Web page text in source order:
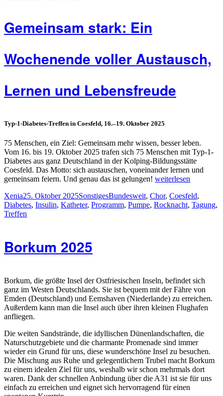
Gemeinsam stark: Ein
Wochenende voller Austausch,
Lernen und Lebensfreude
Typ-1-Diabetes-Treffen in Coesfeld, 16.–19. Oktober 2025
75 Menschen, ein Ziel: Gemeinsam mehr wissen, besser leben.
Vom 16. bis 19. Oktober 2025 trafen sich 75 Menschen mit Typ-1-
Diabetes aus ganz Deutschland in der Kolping-Bildungsstätte
Coesfeld. Das Motto: sich austauschen, voneinander lernen und
gemeinsam feiern. Und genau das ist gelungen! „Gemeinsam
Ein
Wochenende
weiterlesen
Autor
XeniaVeröffentlicht
am
25. Oktober 2025Kategorien
SonstigesSchlagwörter
Bundesweit, Chor, Coesfeld,
Diabetes, Insulin, Katheter, Programm, Pumpe, Rocknacht, Tagung,
Treffen
Borkum 2025
Borkum, die größte Insel der Ostfriesischen Inseln, befindet sich
ganz im Westen Deutschlands. Sie ist bequem mit der Fähre von
Emden (Deutschland) und Eemshaven (Niederlande) zu erreichen.
Außerdem kann man die Insel auch über ihren kleinen Flughafen
anfliegen.
Die weiten Sandstrände, die idyllischen Dünenlandschaften, die
Naturschutzgebiete und die charmante Promenade sind immer
wieder ein Grund für uns, diese wunderschöne Insel zu besuchen.
Die Mischung aus Ruhe und gelegentlichem Trubel macht Borkum
zu einem idealen Ziel für uns, weshalb wir schon mehrmals dort
waren. Dank der schnellen Anbindung über die A31 ist sie für uns
einfach zu erreichen und eignet sich hervorragend für einen